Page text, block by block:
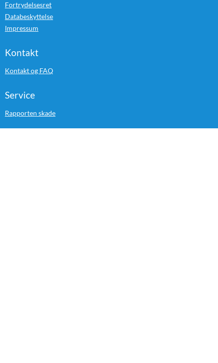
Fortrydelsesret
Databeskyttelse
Impressum
Kontakt
Kontakt og FAQ
Service
Rapporten skade